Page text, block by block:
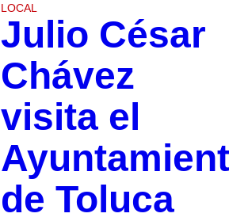
LOCAL
Julio César
Chávez
visita el
de Toluca